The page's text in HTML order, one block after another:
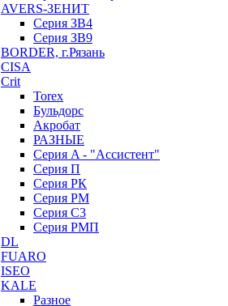
AVERS-ЗЕНИТ
Серия ЗВ4
Серия ЗВ9
BORDER, г.Рязань
CISA
Crit
Torex
Бульдорс
Акробат
РАЗНЫЕ
Серия A - "Ассистент"
Серия П
Серия РК
Серия РМ
Серия С3
Серия РМП
DL
FUARO
ISEO
KALE
Разное